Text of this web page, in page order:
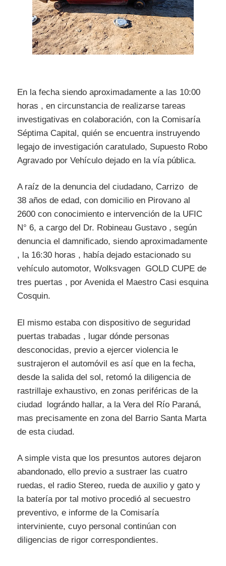
En la fecha siendo aproximadamente a las 10:00
horas , en circunstancia de realizarse tareas
investigativas en colaboración, con la Comisaría
Séptima Capital, quién se encuentra instruyendo
legajo de investigación caratulado, Supuesto Robo
Agravado por Vehículo dejado en la vía pública.
A raíz de la denuncia del ciudadano, Carrizo de
38 años de edad, con domicilio en Pirovano al
2600 con conocimiento e intervención de la UFIC
N° 6, a cargo del Dr. Robineau Gustavo , según
denuncia el damnificado, siendo aproximadamente
, la 16:30 horas , había dejado estacionado su
vehículo automotor, Wolksvagen GOLD CUPE de
tres puertas , por Avenida el Maestro Casi esquina
Cosquin.
El mismo estaba con dispositivo de seguridad
puertas trabadas , lugar dónde personas
desconocidas, previo a ejercer violencia le
sustrajeron el automóvil es así que en la fecha,
desde la salida del sol, retomó la diligencia de
rastrillaje exhaustivo, en zonas periféricas de la
ciudad lográndo hallar, a la Vera del Río Paraná,
mas precisamente en zona del Barrio Santa Marta
de esta ciudad.
A simple vista que los presuntos autores dejaron
abandonado, ello previo a sustraer las cuatro
ruedas, el radio Stereo, rueda de auxilio y gato y
la batería por tal motivo procedió al secuestro
preventivo, e informe de la Comisaría
interviniente, cuyo personal continúan con
diligencias de rigor correspondientes.